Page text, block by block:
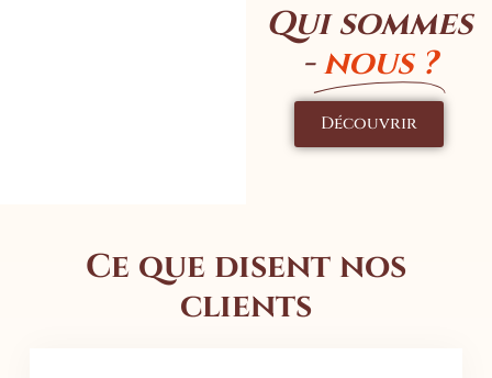
Qui sommes
- nous ?
Découvrir
Ce que disent nos
clients